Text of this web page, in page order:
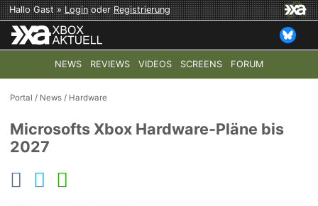
Hallo Gast »LoginoderRegistrierung
NEWS REVIEWS VIDEOS SCREENS FORUM
TOP-THEMEN: COD: MODERN WARFARE 4 HALO:
Portal / News / Hardware
Microsofts Xbox Hardware-Pläne bis
2027